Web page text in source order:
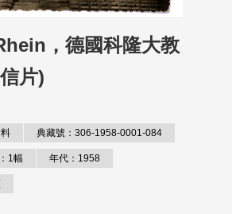
，德國科隆大教
片)
典藏號：306-1958-0001-084
1幅 年代：1958